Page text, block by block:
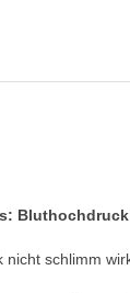
schlimm